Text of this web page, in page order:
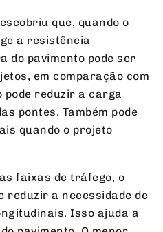
que, quando o
a resistência
do pavimento pode ser
em comparação com
pode reduzir a carga
pontes. Também pode
quando o projeto
faixas de tráfego, o
reduzir a necessidade de
Isso ajuda a